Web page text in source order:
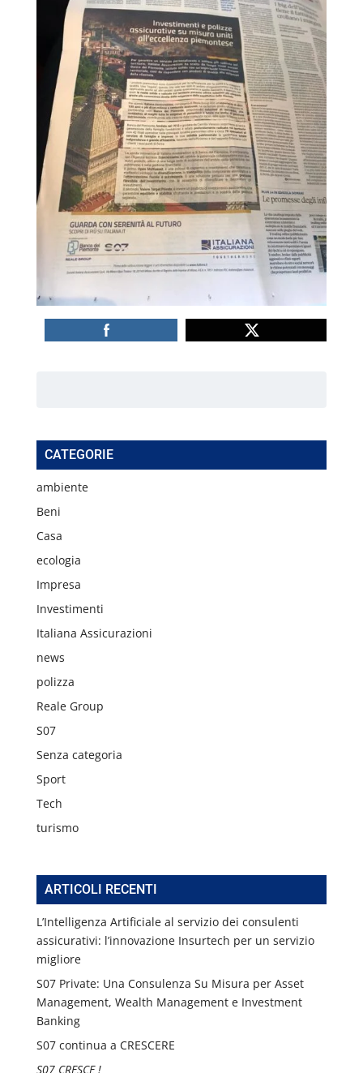
CATEGORIE
ambiente
Beni
Casa
ecologia
Impresa
Investimenti
Italiana Assicurazioni
news
polizza
Reale Group
S07
Senza categoria
Sport
Tech
turismo
ARTICOLI RECENTI
L’Intelligenza Artificiale al servizio dei consulenti
assicurativi: l’innovazione Insurtech per un servizio
migliore
S07 Private: Una Consulenza Su Misura per Asset
Management, Wealth Management e Investment
Banking
S07 continua a CRESCERE
S07 CRESCE !